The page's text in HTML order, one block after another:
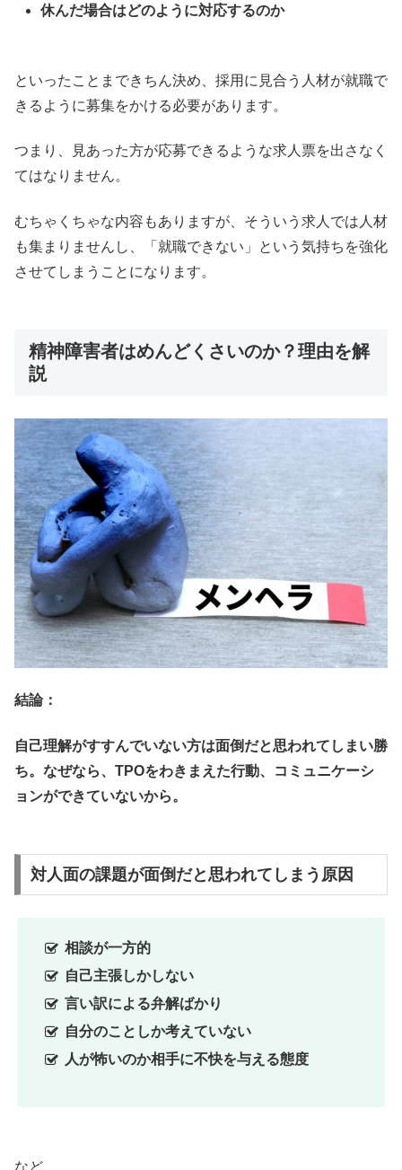
休んだ場合はどのように対応するのか
といったことまできちん決め、採用に見合う人材が就職で
きるように募集をかける必要があります。
つまり、見あった方が応募できるような求人票を出さなく
てはなりません。
むちゃくちゃな内容もありますが、そういう求人では人材
も集まりませんし、「就職できない」という気持ちを強化
させてしまうことになります。
精神障害者はめんどくさいのか？理由を解
説
結論：
自己理解がすすんでいない方は面倒だと思われてしまい勝
ち。なぜなら、TPOをわきまえた行動、コミュニケーシ
ョンができていないから。
対人面の課題が面倒だと思われてしまう原因
相談が一方的
自己主張しかしない
言い訳による弁解ばかり
自分のことしか考えていない
人が怖いのか相手に不快を与える態度
など、